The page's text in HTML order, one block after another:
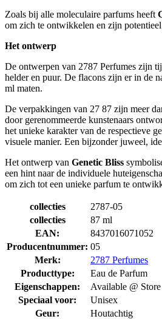
Zoals bij alle moleculaire parfums heeft
om zich te ontwikkelen en zijn
Het ontwerp
De ontwerpen van 2787 Perfumes zijn
helder en puur. De flacons zijn er in de
ml maten.
De verpakkingen van 27 87 zijn meer
door gerenommeerde kunstenaars
het unieke karakter van de respectieve
visuele manier. Een bijzonder juweel,
Het ontwerp van Genetic Bliss
een hint naar de individuele
om zich tot een unieke parfum te
collecties
2787-05
collecties
87 ml
EAN:
8437016071052
Producentnummer: 05
Merk:
2787 Perfumes
Producttype:
Eau de Parfum
Eigenschappen:
Available @ Store
Speciaal voor:
Unisex
Geur:
Houtachtig